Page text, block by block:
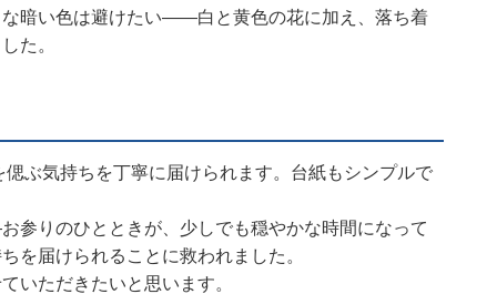
暗い色は避けたい——白と黄色の花に加え、落ち着
た。
ぶ気持ちを丁寧に届けられます。台紙もシンプルで
りのひとときが、少しでも穏やかな時間になって
を届けられることに救われました。
いただきたいと思います。